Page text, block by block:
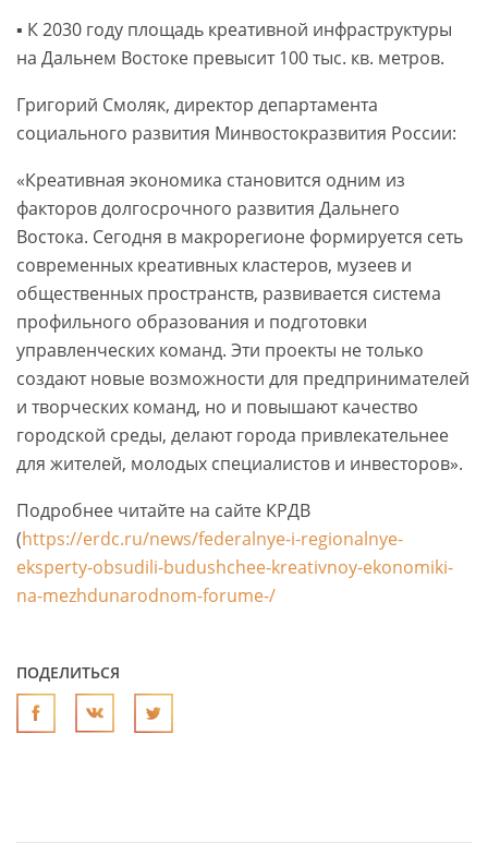
▪️ К 2030 году площадь креативной инфраструктуры
на Дальнем Востоке превысит 100 тыс. кв. метров.
Григорий Смоляк, директор департамента
социального развития Минвостокразвития России:
«Креативная экономика становится одним из
факторов долгосрочного развития Дальнего
Востока. Сегодня в макрорегионе формируется сеть
современных креативных кластеров, музеев и
общественных пространств, развивается система
профильного образования и подготовки
управленческих команд. Эти проекты не только
создают новые возможности для предпринимателей
и творческих команд, но и повышают качество
городской среды, делают города привлекательнее
для жителей, молодых специалистов и инвесторов».
Подробнее читайте на сайте КРДВ
(https://erdc.ru/news/federalnye-i-regionalnye-
eksperty-obsudili-budushchee-kreativnoy-ekonomiki-
na-mezhdunarodnom-forume-/
ПОДЕЛИТЬСЯ